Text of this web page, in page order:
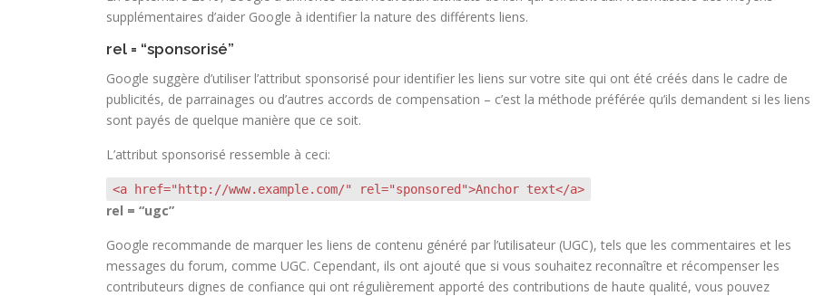
supplémentaires d’aider Google à identifier la nature des différents liens.
rel = “sponsorisé”
Google suggère d’utiliser l’attribut sponsorisé pour identifier les liens sur votre site qui ont été créés dans le cadre de
publicités, de parrainages ou d’autres accords de compensation – c’est la méthode préférée qu’ils demandent si les liens
sont payés de quelque manière que ce soit.
L’attribut sponsorisé ressemble à ceci:
<a href="http://www.example.com/" rel="sponsored">Anchor text</a>
rel = “ugc”
Google recommande de marquer les liens de contenu généré par l’utilisateur (UGC), tels que les commentaires et les
messages du forum, comme UGC. Cependant, ils ont ajouté que si vous souhaitez reconnaître et récompenser les
contributeurs dignes de confiance qui ont régulièrement apporté des contributions de haute qualité, vous pouvez